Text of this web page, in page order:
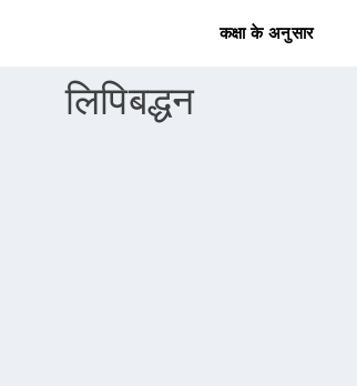
कक्षा के अनुसार
लिपिबद्धन